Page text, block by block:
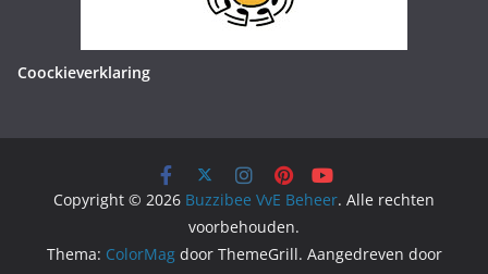
Coockieverklaring
Copyright © 2026 Buzzibee VvE Beheer. Alle rechten
voorbehouden.
Thema: ColorMagdoor ThemeGrill. Aangedreven door